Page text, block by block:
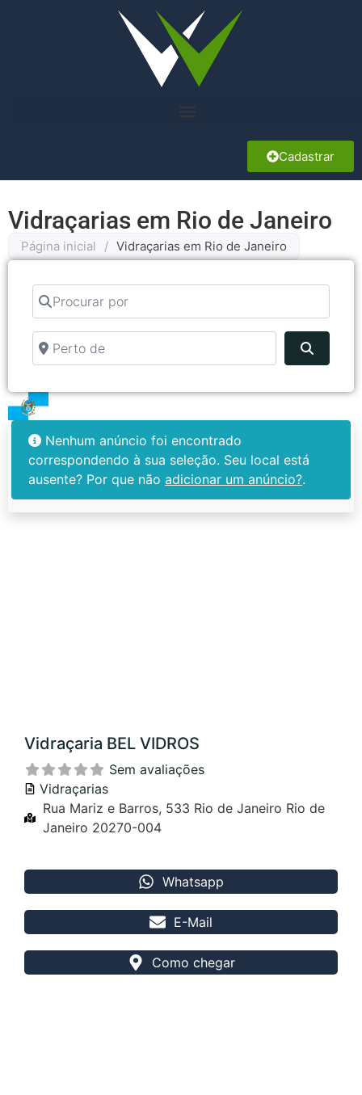
Cadastrar
Vidraçarias em Rio de Janeiro
Página inicial / Vidraçarias em Rio de Janeiro
Procurar por
Perto de
Nenhum anúncio foi encontrado
correspondendo à sua seleção. Seu local está
ausente? Por que não adicionar um anúncio?.
Vidraçaria BEL VIDROS
Sem avaliações
Vidraçarias
Rua Mariz e Barros, 533 Rio de Janeiro Rio de
Janeiro 20270-004
Whatsapp
E-Mail
Como chegar